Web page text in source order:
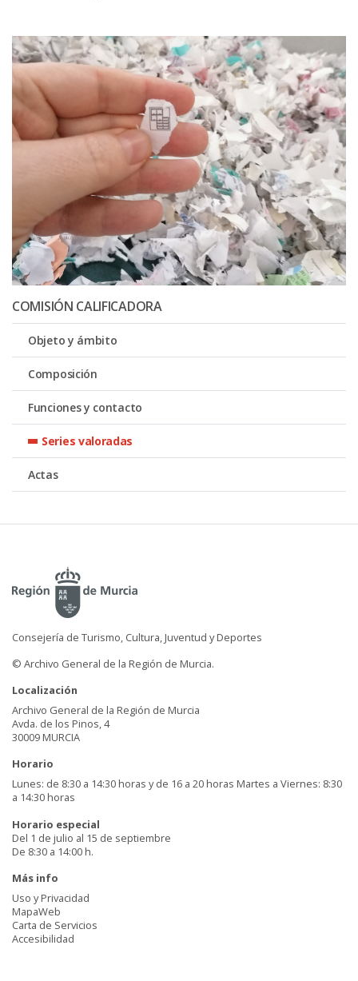
COMISIÓN CALIFICADORA
Objeto y ámbito
Composición
Funciones y contacto
Series valoradas
Actas
Consejería de Turismo, Cultura, Juventud y Deportes
© Archivo General de la Región de Murcia.
Localización
Archivo General de la Región de Murcia
Avda. de los Pinos, 4
30009 MURCIA
Horario
Lunes: de 8:30 a 14:30 horas y de 16 a 20 horas Martes a Viernes: 8:30
a 14:30 horas
Horario especial
Del 1 de julio al 15 de septiembre
De 8:30 a 14:00 h.
Más info
Uso y Privacidad
MapaWeb
Carta de Servicios
Accesibilidad